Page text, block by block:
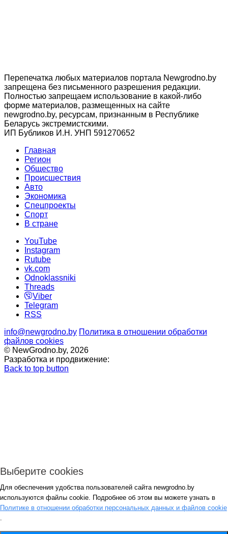
Перепечатка любых материалов портала Newgrodno.by
запрещена без письменного разрешения редакции.
Полностью запрещаем использование в какой-либо
форме материалов, размещенных на сайте
newgrodno.by, ресурсам, признанным в Республике
Беларусь экстремистскими.
ИП Бубликов И.Н. УНП 591270652
Главная
Регион
Общество
Происшествия
Авто
Экономика
Спецпроекты
Cпорт
В стране
YouTube
Instagram
Rutube
vk.com
Odnoklassniki
Threads
Viber
Telegram
RSS
info@newgrodno.by Политика в отношении обработки
файлов cookies
© NewGrodno.by, 2026
Разработка и продвижение:
Back to top button
Авторизация
*
Запомнить
Выберите cookies
Для обеспечения удобства пользователей сайта newgrodno.by
используются файлы cookie. Подробнее об этом вы можете узнать в
Политике в отношении обработки персональных данных и файлов cookie
.